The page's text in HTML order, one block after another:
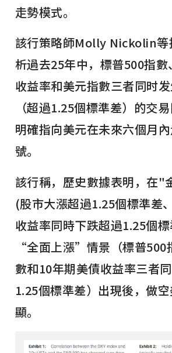
走勢模式。
該行策略師Molly Nickolin等
析過去25年中，標普500指
收益率和美元指數三者同时
（超過1.25個標準差）的交
明確指向美元在未來六個月
號。
該行稱，歷史數據表明，在"
(股市大漲超過1.25個標準差
收益率同時下跌超過1.25個
“全面上漲”情景（標普500
數和10年期美債收益率三者
1.25個標準差）出現後，做
顯。